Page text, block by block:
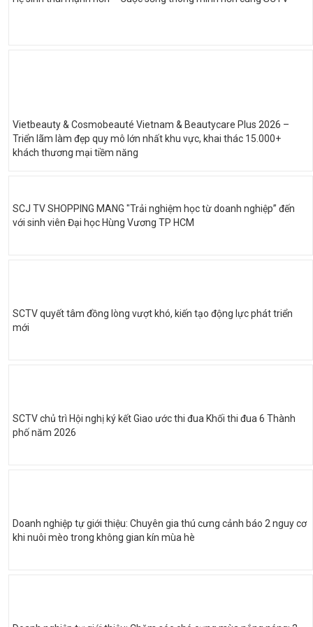
Vietbeauty & Cosmobeauté Vietnam & Beautycare Plus 2026 –
Triển lãm làm đẹp quy mô lớn nhất khu vực, khai thác 15.000+
khách thương mại tiềm năng
SCJ TV SHOPPING MANG "Trải nghiệm học từ doanh nghiệp” đến
với sinh viên Đại học Hùng Vương TP HCM
SCTV quyết tâm đồng lòng vượt khó, kiến tạo động lực phát triển
mới
SCTV chủ trì Hội nghị ký kết Giao ước thi đua Khối thi đua 6 Thành
phố năm 2026
Doanh nghiệp tự giới thiệu: Chuyên gia thú cưng cảnh báo 2 nguy cơ
khi nuôi mèo trong không gian kín mùa hè